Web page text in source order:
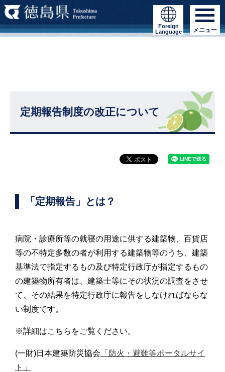
Foreign
Language
メニュー
定期報告制度の改正について
「定期報告」とは？
病院・診療所等の就寝の用途に供する建築物、百貨店
等の不特定多数の者が利用する建築物等のうち、建築
基準法で指定するもの及び特定行政庁が指定するもの
の建築物所有者は、建築士等にその状況の調査をさせ
て、その結果を特定行政庁に報告をしなければならな
い制度です。
※詳細はこちらをご覧ください。
(一財)日本建築防災協会 「防火・避難等ポータルサイ
ト」